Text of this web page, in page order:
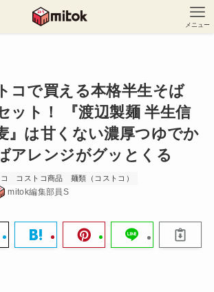
メニュー
コで買える本格半生そば
ット！ 『渡辺製麺 半生信
』は甘くない濃厚つゆでか
アレンジがグッとくる
コストコ商品 麺類（コストコ）
mitok編集部員S